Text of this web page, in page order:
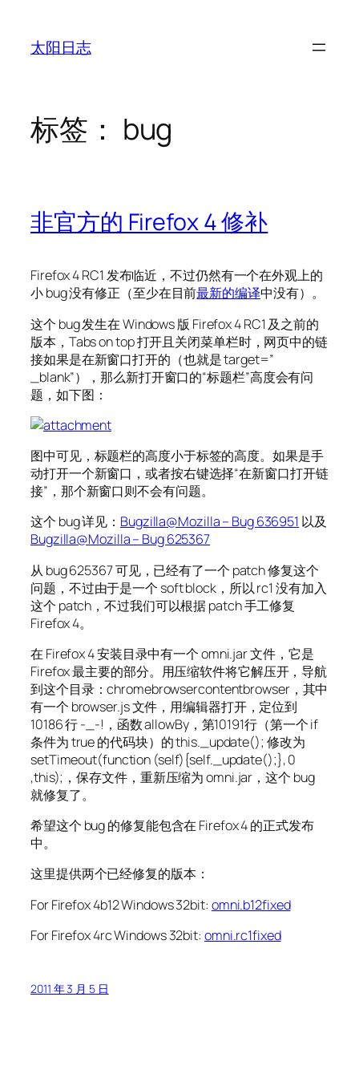
太阳日志
标签： bug
非官方的 Firefox 4 修补
Firefox 4 RC1 发布临近，不过仍然有一个在外观上的
小 bug 没有修正（至少在目前最新的编译中没有）。
这个 bug 发生在 Windows 版 Firefox 4 RC1 及之前的
版本，Tabs on top 打开且关闭菜单栏时，网页中的链
接如果是在新窗口打开的（也就是 target=”
_blank”），那么新打开窗口的“标题栏”高度会有问
题，如下图：
图中可见，标题栏的高度小于标签的高度。如果是手
动打开一个新窗口，或者按右键选择“在新窗口打开链
接”，那个新窗口则不会有问题。
这个 bug 详见： Bugzilla@Mozilla – Bug 636951 以及
Bugzilla@Mozilla – Bug 625367
从 bug 625367 可见，已经有了一个 patch 修复这个
问题，不过由于是一个 soft block，所以 rc1 没有加入
这个 patch，不过我们可以根据 patch 手工修复
Firefox 4。
在 Firefox 4 安装目录中有一个 omni.jar 文件，它是
Firefox 最主要的部分。用压缩软件将它解压开，导航
到这个目录：chromebrowsercontentbrowser，其中
有一个 browser.js 文件，用编辑器打开，定位到
10186 行 -_-!，函数 allowBy，第10191行（第一个 if
条件为 true 的代码块）的 this._update(); 修改为
setTimeout(function (self){self._update();}, 0
,this);，保存文件，重新压缩为 omni.jar，这个 bug
就修复了。
希望这个 bug 的修复能包含在 Firefox 4 的正式发布
中。
这里提供两个已经修复的版本：
For Firefox 4b12 Windows 32bit: omni.b12fixed
For Firefox 4rc Windows 32bit: omni.rc1fixed
2011 年 3 月 5 日